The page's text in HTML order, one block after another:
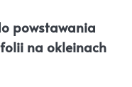
powstawania
na okleinach